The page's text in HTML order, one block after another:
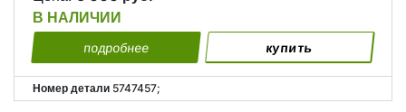
В НАЛИЧИИ
подробнее купить
Номер детали 5747457;